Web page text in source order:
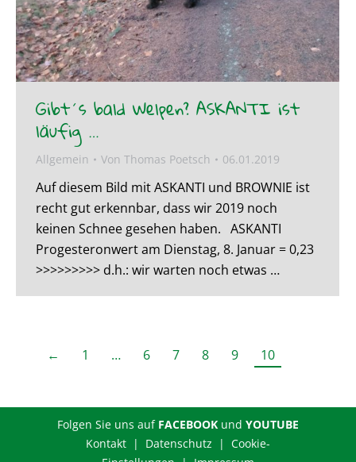
Gibt´s bald Welpen? ASKANTI ist
läufig …
Allgemein Von Thomas Poetsch 06.01.2019
Auf diesem Bild mit ASKANTI und BROWNIE ist
recht gut erkennbar, dass wir 2019 noch
keinen Schnee gesehen haben. ASKANTI
Progesteronwert am Dienstag, 8. Januar = 0,23
>>>>>>>>> d.h.: wir warten noch etwas …
← 1 … 6 7 8 9 10
Folgen Sie uns auf FACEBOOK und YOUTUBE
Kontakt | Datenschutz | Cookie-